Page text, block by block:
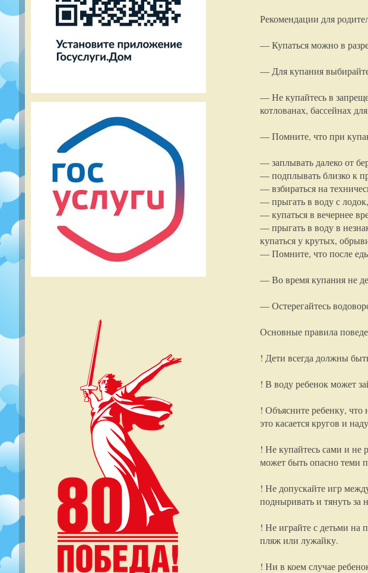
Рекомендации для
— Купаться можно в
— Для купания
— Не купайтесь в
котлованах, бассейнах
— Помните, что при
— заплывать далеко от
— подплывать близко к
— взбираться на
— прыгать в воду с
— купаться в вечернее
— прыгать в воду в
купаться у крутых,
— Помните, что после еды
— Во время купания не
— Остерегайтесь
Основные правила
! Дети всегда должны
! В воду ребенок может
! Объясните ребенку, что
это касается кругов и
! Не купайтесь сами и не
может быть опасно теми
! Не допускайте игр
подныривать и тянуть за
! Не играйте с детьми на
пляж или лужайку.
! Ни в коем случае